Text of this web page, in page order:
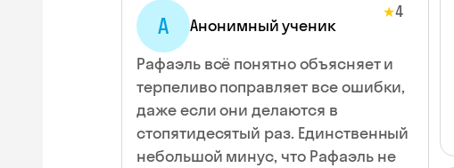
А Анонимный ученик
★4
Рафаэль всё понятно объясняет и
терпеливо поправляет все ошибки,
даже если они делаются в
стопятидесятый раз. Единственный
небольшой минус, что Рафаэль не